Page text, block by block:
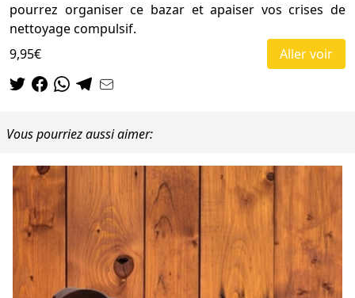
pourrez organiser ce bazar et apaiser vos crises de
nettoyage compulsif.
9,95€
Aller voir
Vous pourriez aussi aimer: